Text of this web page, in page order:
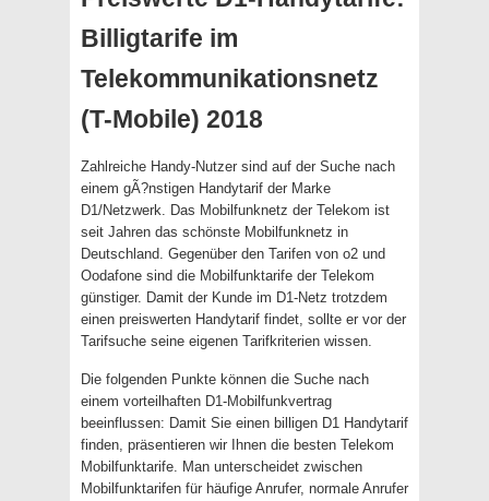
Billigtarife im
Telekommunikationsnetz
(T-Mobile) 2018
Zahlreiche Handy-Nutzer sind auf der Suche nach
einem gÃ?nstigen Handytarif der Marke
D1/Netzwerk. Das Mobilfunknetz der Telekom ist
seit Jahren das schönste Mobilfunknetz in
Deutschland. Gegenüber den Tarifen von o2 und
Oodafone sind die Mobilfunktarife der Telekom
günstiger. Damit der Kunde im D1-Netz trotzdem
einen preiswerten Handytarif findet, sollte er vor der
Tarifsuche seine eigenen Tarifkriterien wissen.
Die folgenden Punkte können die Suche nach
einem vorteilhaften D1-Mobilfunkvertrag
beeinflussen: Damit Sie einen billigen D1 Handytarif
finden, präsentieren wir Ihnen die besten Telekom
Mobilfunktarife. Man unterscheidet zwischen
Mobilfunktarifen für häufige Anrufer, normale Anrufer